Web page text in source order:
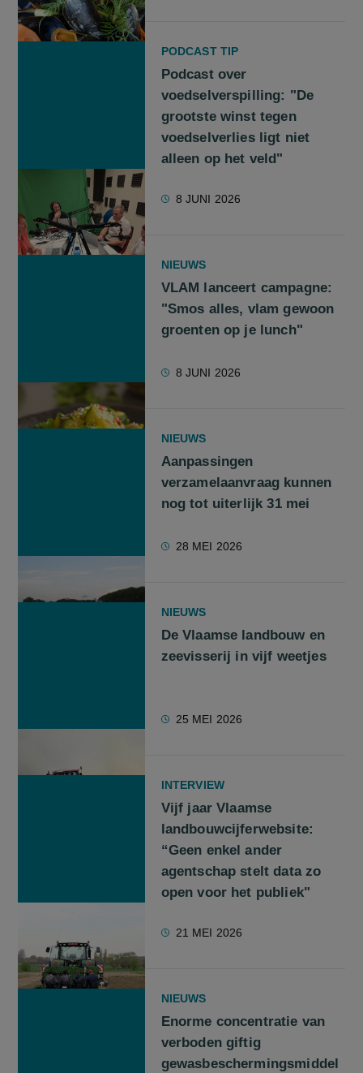
PODCAST TIP
Podcast over
voedselverspilling: "De
grootste winst tegen
voedselverlies ligt niet
alleen op het veld"
8 JUNI 2026
NIEUWS
VLAM lanceert campagne:
"Smos alles, vlam gewoon
groenten op je lunch"
8 JUNI 2026
NIEUWS
Aanpassingen
verzamelaanvraag kunnen
nog tot uiterlijk 31 mei
28 MEI 2026
NIEUWS
De Vlaamse landbouw en
zeevisserij in vijf weetjes
25 MEI 2026
INTERVIEW
Vijf jaar Vlaamse
landbouwcijferwebsite:
“Geen enkel ander
agentschap stelt data zo
open voor het publiek"
21 MEI 2026
NIEUWS
Enorme concentratie van
verboden giftig
gewasbeschermingsmiddel